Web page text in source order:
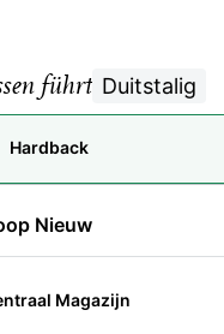
führt Duitstalig
Hardback
Nieuw
Magazijn